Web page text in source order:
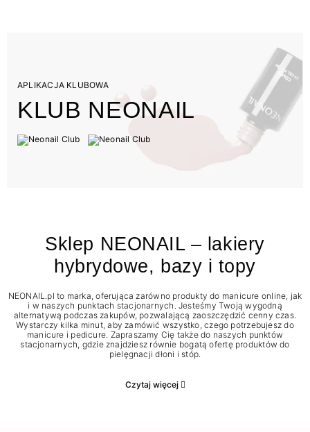
APLIKACJA KLUBOWA
KLUB NEONAIL
Sklep NEONAIL – lakiery
hybrydowe, bazy i topy
NEONAIL.pl to marka, oferująca zarówno produkty do manicure online, jak
i w naszych punktach stacjonarnych. Jesteśmy Twoją wygodną
alternatywą podczas zakupów, pozwalającą zaoszczędzić cenny czas.
Wystarczy kilka minut, aby zamówić wszystko, czego potrzebujesz do
manicure i pedicure. Zapraszamy Cię także do naszych punktów
stacjonarnych, gdzie znajdziesz równie bogatą ofertę produktów do
pielęgnacji dłoni i stóp.
Czytaj więcej